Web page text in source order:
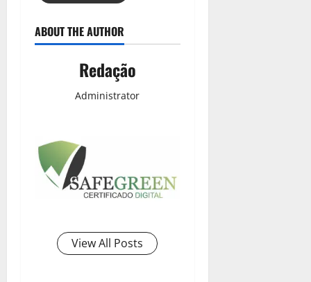
ABOUT THE AUTHOR
Redação
Administrator
View All Posts